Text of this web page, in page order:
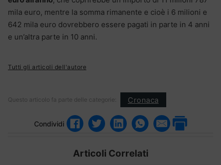
mila euro, mentre la somma rimanente e cioè i 6 milioni e
642 mila euro dovrebbero essere pagati in parte in 4 anni
e un’altra parte in 10 anni.
Tutti gli articoli dell'autore
Questo articolo fa parte delle categorie: Cronaca
Condividi
Articoli Correlati